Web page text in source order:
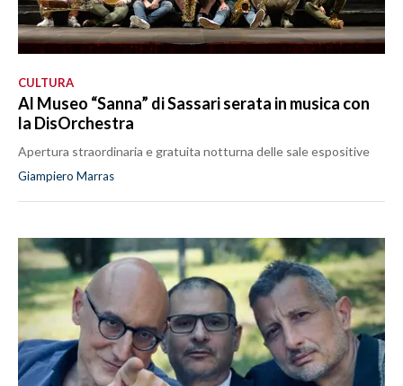
CULTURA
Al Museo “Sanna” di Sassari serata in musica con
la DisOrchestra
Apertura straordinaria e gratuita notturna delle sale espositive
Giampiero Marras